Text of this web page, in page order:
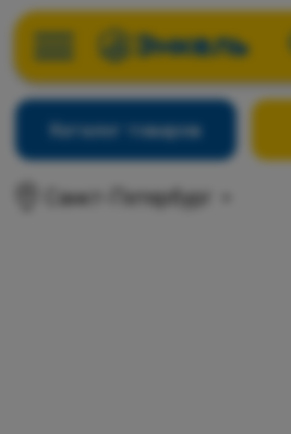
Каталог товаров Новинки
Санкт-Петербург